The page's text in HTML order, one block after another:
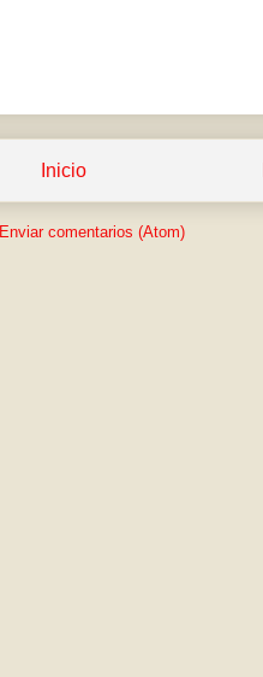
Inicio
Enviar comentarios (Atom)